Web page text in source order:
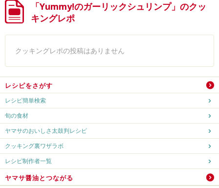
「Yummy!のガーリックシュリンプ」のクッ
キングレポ
クッキングレポの投稿はありません
レシピをさがす
レシピ簡単検索
旬の食材
ヤマサのおいしさ太鼓判レシピ
クッキング裏ワザラボ
レシピ制作者一覧
ヤマサ醤油とつながる